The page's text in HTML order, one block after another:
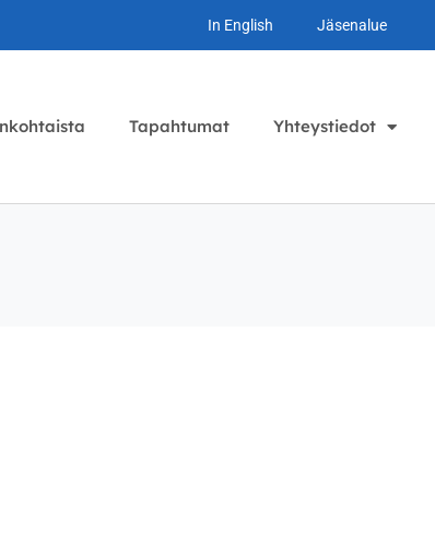
In English Jäsenalue
Tapahtumat Yhteystiedot